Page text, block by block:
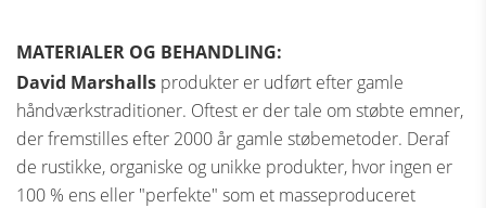
MATERIALER OG BEHANDLING:
David Marshalls produkter er udført efter gamle
håndværkstraditioner. Oftest er der tale om støbte emner,
der fremstilles efter 2000 år gamle støbemetoder. Deraf
de rustikke, organiske og unikke produkter, hvor ingen er
100 % ens eller "perfekte" som et masseproduceret